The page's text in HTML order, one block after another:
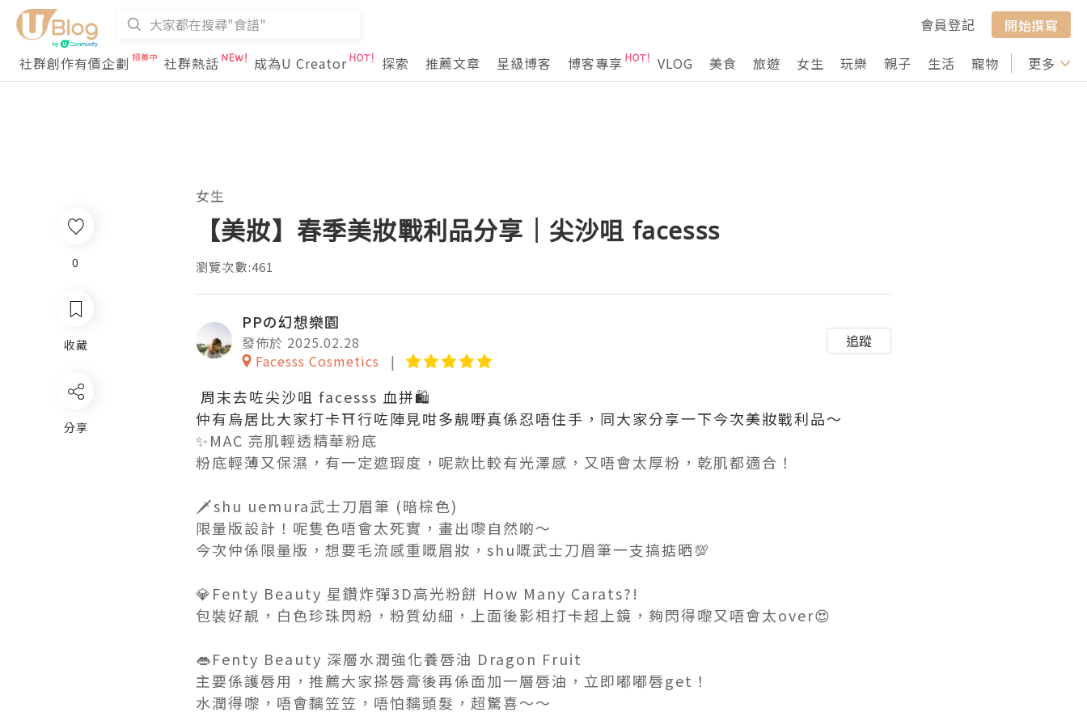
會員登記
開始撰寫
社群創作有價企劃
社群熱話 成為U Creator 探索 推薦文章 星級博客 博客專享 VLOG 美食 旅遊 女生 玩樂 親子 生活 寵物 行山 打卡
更多
女生
【美妝】春季美妝戰利品分享｜尖沙咀 facesss
瀏覽次數:461
PPの幻想樂園
發佈於 2025.02.28
Facesss Cosmetics
追蹤
周末去咗尖沙咀 facesss 血拼🛍️
仲有烏居比大家打卡⛩️行咗陣見咁多靚嘢真係忍唔住手，同大家分享一下今次美妝戰利品～
✨MAC 亮肌輕透精華粉底
粉底輕薄又保濕，有一定遮瑕度，呢款比較有光澤感，又唔會太厚粉，乾肌都適合！
🗡️shu uemura武士刀眉筆 (暗棕色)
限量版設計！呢隻色唔會太死實，畫出嚟自然啲～
今次仲係限量版，想要毛流感重嘅眉妝，shu嘅武士刀眉筆一支搞掂晒💯
💎Fenty Beauty 星鑽炸彈3D高光粉餅 How Many Carats?!
包裝好靚，白色珍珠閃粉，粉質幼細，上面後影相打卡超上鏡，夠閃得嚟又唔會太over😍
👄Fenty Beauty 深層水潤強化養唇油 Dragon Fruit
主要係護唇用，推薦大家搽唇膏後再係面加一層唇油，立即嘟嘟唇get！
水潤得嚟，唔會黐笠笠，唔怕黐頭髮，超驚喜～～
0
收藏
分享